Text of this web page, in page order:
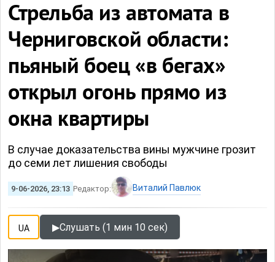
Стрельба из автомата в
Черниговской области:
пьяный боец «в бегах»
открыл огонь прямо из
окна квартиры
В случае доказательства вины мужчине грозит
до семи лет лишения свободы
9-06-2026, 23:13 Редактор: Виталий Павлюк
UA ▶Слушать (1 мин 10 сек)